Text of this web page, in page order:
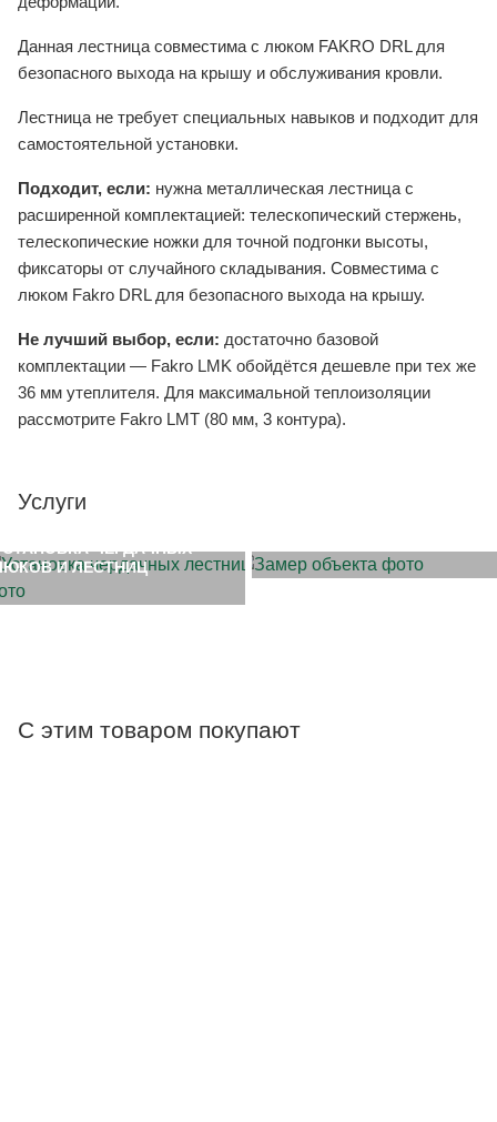
Данная лестница совместима с люком FAKRO DRL для
безопасного выхода на крышу и обслуживания кровли.
Лестница не требует специальных навыков и подходит для
самостоятельной установки.
Подходит, если: нужна металлическая лестница с
расширенной комплектацией: телескопический стержень,
телескопические ножки для точной подгонки высоты,
фиксаторы от случайного складывания. Совместима с
люком Fakro DRL для безопасного выхода на крышу.
Не лучший выбор, если: достаточно базовой
комплектации — Fakro LMK обойдётся дешевле при тех же
36 мм утеплителя. Для максимальной теплоизоляции
рассмотрите Fakro LMT (80 мм, 3 контура).
Услуги
ЧЕРДАЧНЫХ
И ЛЕСТНИЦ
С этим товаром покупают